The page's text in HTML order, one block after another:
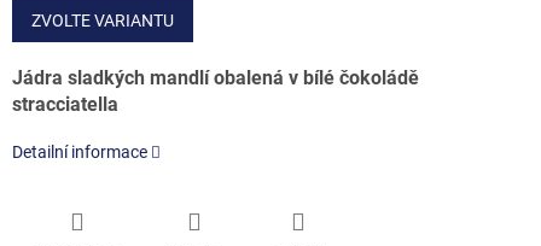
ZVOLTE VARIANTU
Jádra sladkých mandlí obalená v bílé čokoládě
stracciatella
Detailní informace